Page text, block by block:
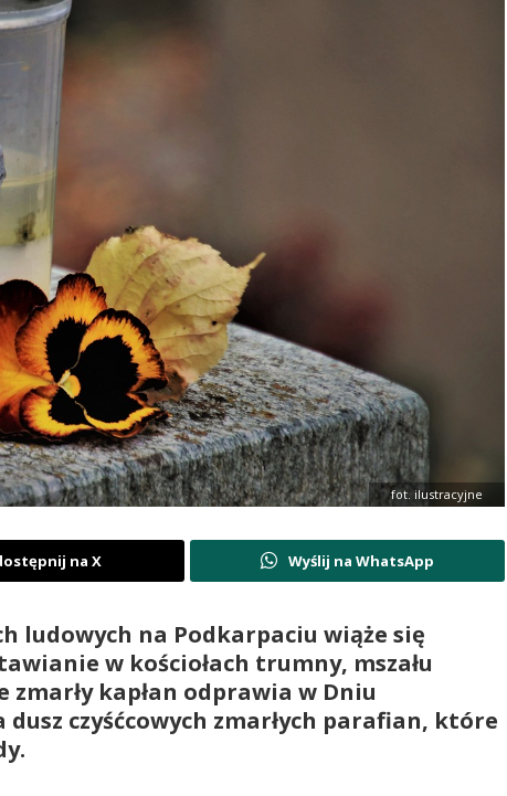
fot. ilustracyjne
na X Wyślij na WhatsApp
ludowych na Podkarpaciu wiąże się
w kościołach trumny, mszału
zmarły kapłan odprawia w Dniu
czyśćcowych zmarłych parafian, które